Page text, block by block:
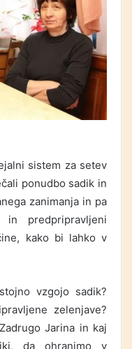
sistem za setev
ponudbo sadik in
zanimanja in pa
in predpripravljeni
kako bi lahko v
vzgojo sadik?
zelenjave?
Jarina in kaj
da ohranimo v